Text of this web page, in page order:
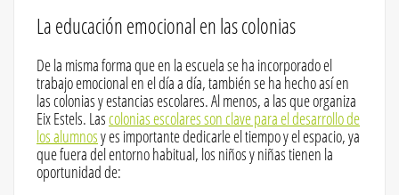
La educación emocional en las colonias
De la misma forma que en la escuela se ha incorporado el
trabajo emocional en el día a día, también se ha hecho así en
las colonias y estancias escolares. Al menos, a las que organiza
Eix Estels. Lascolonias escolares son clave para el desarrollo de
los alumnosy es importante dedicarle el tiempo y el espacio, ya
que fuera del entorno habitual, los niños y niñas tienen la
oportunidad de: